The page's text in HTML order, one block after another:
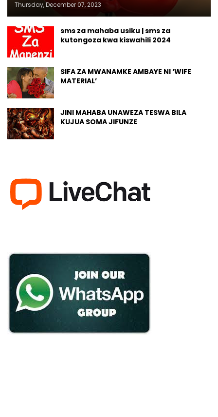
Thursday, December 07, 2023
sms za mahaba usiku | sms za
kutongoza kwa kiswahili 2024
SIFA ZA MWANAMKE AMBAYE NI ‘WIFE
MATERIAL’
JINI MAHABA UNAWEZA TESWA BILA
KUJUA SOMA JIFUNZE